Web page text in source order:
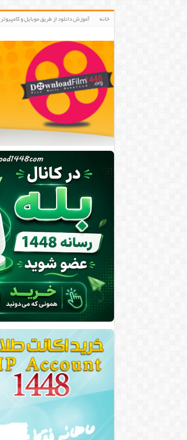
خانه آموزش دانلود از طریق موبایل و کامپیوتر